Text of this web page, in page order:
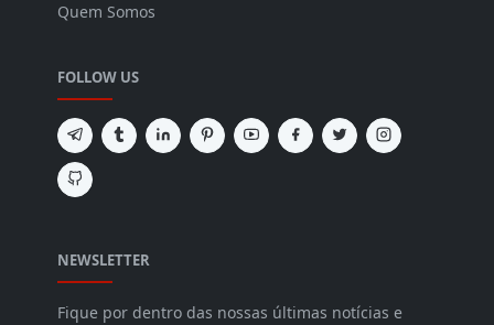
Quem Somos
FOLLOW US
NEWSLETTER
Fique por dentro das nossas últimas notícias e